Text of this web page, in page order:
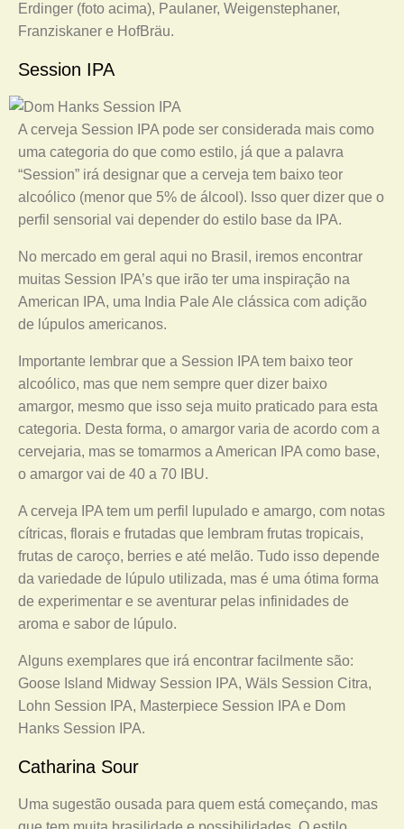
Erdinger (foto acima), Paulaner, Weigenstephaner,
Franziskaner e HofBräu.
Session IPA
A cerveja Session IPA pode ser considerada mais como
uma categoria do que como estilo, já que a palavra
“Session” irá designar que a cerveja tem baixo teor
alcoólico (menor que 5% de álcool). Isso quer dizer que o
perfil sensorial vai depender do estilo base da IPA.
No mercado em geral aqui no Brasil, iremos encontrar
muitas Session IPA’s que irão ter uma inspiração na
American IPA, uma India Pale Ale clássica com adição
de lúpulos americanos.
Importante lembrar que a Session IPA tem baixo teor
alcoólico, mas que nem sempre quer dizer baixo
amargor, mesmo que isso seja muito praticado para esta
categoria. Desta forma, o amargor varia de acordo com a
cervejaria, mas se tomarmos a American IPA como base,
o amargor vai de 40 a 70 IBU.
A cerveja IPA tem um perfil lupulado e amargo, com notas
cítricas, florais e frutadas que lembram frutas tropicais,
frutas de caroço, berries e até melão. Tudo isso depende
da variedade de lúpulo utilizada, mas é uma ótima forma
de experimentar e se aventurar pelas infinidades de
aroma e sabor de lúpulo.
Alguns exemplares que irá encontrar facilmente são:
Goose Island Midway Session IPA, Wäls Session Citra,
Lohn Session IPA, Masterpiece Session IPA e Dom
Hanks Session IPA.
Catharina Sour
Uma sugestão ousada para quem está começando, mas